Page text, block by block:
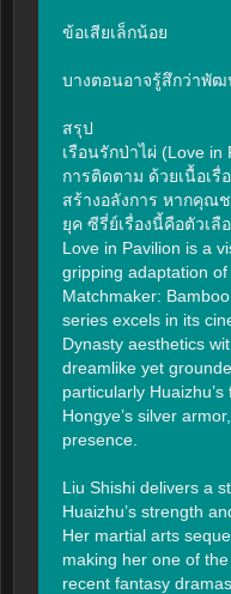
ข้อเสียเล็กน้อย
บางตอนอาจรู้สึกว่าพัฒ
สรุป
เรือนรักป่าไผ่ (Love
การติดตาม ด้วยเนื้อเ
สร้างอลังการ หากคุณ
ยุค ซีรี่ย์เรื่องนี้คือตัวเ
Love in Pavilion is a
gripping adaptation
Matchmaker:
series excels in its
Dynasty aesthetics
dreamlike yet
particularly
Hongye’s silver
presence.
Liu Shishi delivers a
Huaizhu’s strength
Her martial arts
making her one of
recent fantasy